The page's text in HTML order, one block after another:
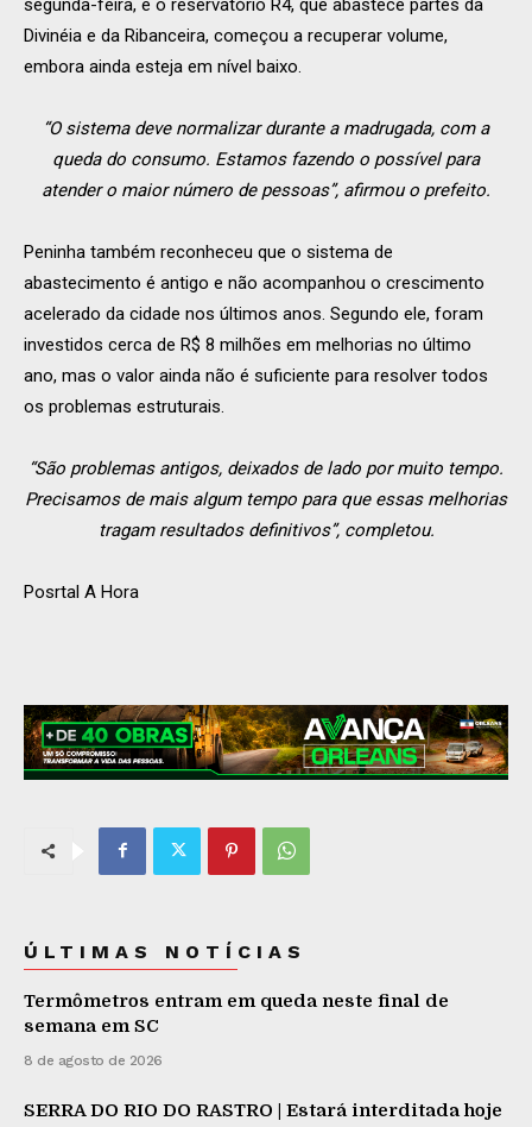
segunda-feira, e o reservatório R4, que abastece partes da
Divinéia e da Ribanceira, começou a recuperar volume,
embora ainda esteja em nível baixo.
“O sistema deve normalizar durante a madrugada, com a
queda do consumo. Estamos fazendo o possível para
atender o maior número de pessoas”, afirmou o prefeito.
Peninha também reconheceu que o sistema de
abastecimento é antigo e não acompanhou o crescimento
acelerado da cidade nos últimos anos. Segundo ele, foram
investidos cerca de R$ 8 milhões em melhorias no último
ano, mas o valor ainda não é suficiente para resolver todos
os problemas estruturais.
“São problemas antigos, deixados de lado por muito tempo.
Precisamos de mais algum tempo para que essas melhorias
tragam resultados definitivos”, completou.
Posrtal A Hora
ÚLTIMAS NOTÍCIAS
Termômetros entram em queda neste final de
semana em SC
8 de agosto de 2026
SERRA DO RIO DO RASTRO | Estará interditada hoje